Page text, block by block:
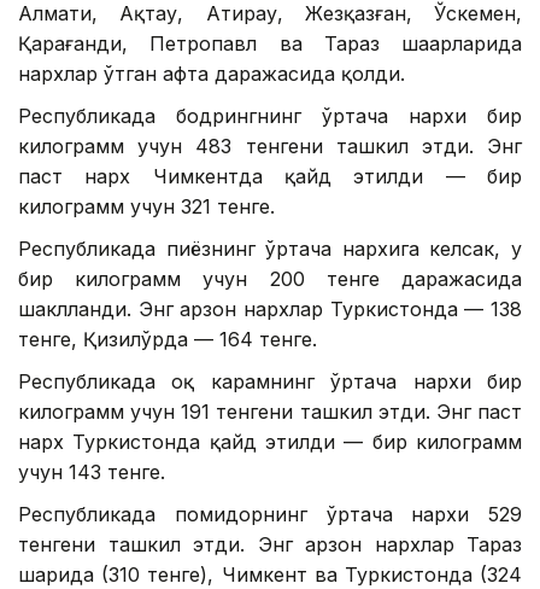
Алмати, Ақтау, Атирау, Жезқазған, Ўскемен,
Қарағанди, Петропавл ва Тараз шаҳарларида
нархлар ўтган ҳафта даражасида қолди.
Республикада бодрингнинг ўртача нархи бир
килограмм учун 483 тенгени ташкил этди. Энг
паст нарх Чимкентда қайд этилди — бир
килограмм учун 321 тенге.
Республикада пиёзнинг ўртача нархига келсак, у
бир килограмм учун 200 тенге даражасида
шаклланди. Энг арзон нархлар Туркистонда — 138
тенге, Қизилўрда — 164 тенге.
Республикада оқ карамнинг ўртача нархи бир
килограмм учун 191 тенгени ташкил этди. Энг паст
нарх Туркистонда қайд этилди — бир килограмм
учун 143 тенге.
Республикада помидорнинг ўртача нархи 529
тенгени ташкил этди. Энг арзон нархлар Тараз
шаҳрида (310 тенге), Чимкент ва Туркистонда (324